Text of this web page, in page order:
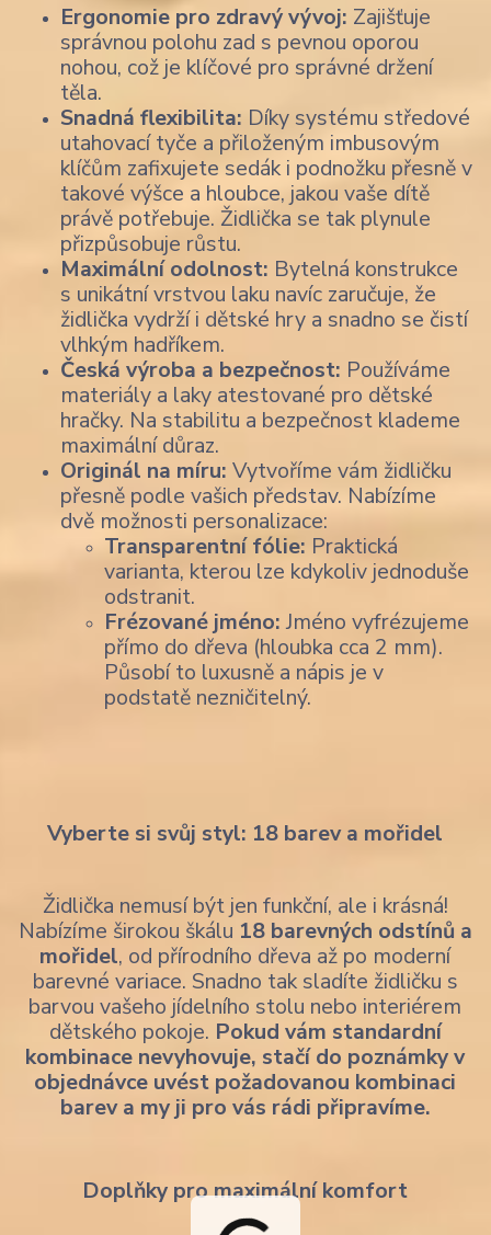
Ergonomie pro zdravý vývoj: Zajišťuje
správnou polohu zad s pevnou oporou
nohou, což je klíčové pro správné držení
těla.
Snadná flexibilita: Díky systému středové
utahovací tyče a přiloženým imbusovým
klíčům zafixujete sedák i podnožku přesně v
takové výšce a hloubce, jakou vaše dítě
právě potřebuje. Židlička se tak plynule
přizpůsobuje růstu.
Maximální odolnost: Bytelná konstrukce
s unikátní vrstvou laku navíc zaručuje, že
židlička vydrží i dětské hry a snadno se čistí
vlhkým hadříkem.
Česká výroba a bezpečnost: Používáme
materiály a laky atestované pro dětské
hračky. Na stabilitu a bezpečnost klademe
maximální důraz.
Originál na míru: Vytvoříme vám židličku
přesně podle vašich představ. Nabízíme
dvě možnosti personalizace:
Transparentní fólie: Praktická
varianta, kterou lze kdykoliv jednoduše
odstranit.
Frézované jméno:Jméno vyfrézujeme
přímo do dřeva (hloubka cca 2 mm).
Působí to luxusně a nápis je v
podstatě nezničitelný.
Vyberte si svůj styl: 18 barev a mořidel
Židlička nemusí být jen funkční, ale i krásná!
Nabízíme širokou škálu 18 barevných odstínů a
mořidel, od přírodního dřeva až po moderní
barevné variace. Snadno tak sladíte židličku s
barvou vašeho jídelního stolu nebo interiérem
dětského pokoje. Pokud vám standardní
kombinace nevyhovuje, stačí do poznámky v
objednávce uvést požadovanou kombinaci
barev a my ji pro vás rádi připravíme.
Doplňky pro maximální komfort